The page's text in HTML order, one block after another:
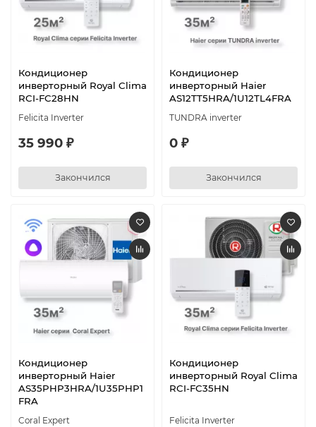
Кондиционер
инверторный Royal Clima
RCI-FC28HN
Felicita Inverter
35 990 ₽
Закончился
Кондиционер
инверторный Haier
AS12TT5HRA/1U12TL4FRA
TUNDRA inverter
0 ₽
Закончился
Кондиционер
инверторный Haier
AS35PHP3HRA/1U35PHP1
FRA
Coral Expert
Кондиционер
инверторный Royal Clima
RCI-FC35HN
Felicita Inverter